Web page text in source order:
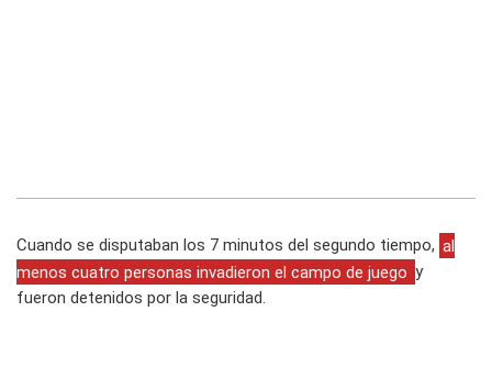
Cuando se disputaban los 7 minutos del segundo tiempo, al
menos cuatro personas invadieron el campo de juego y
fueron detenidos por la seguridad.